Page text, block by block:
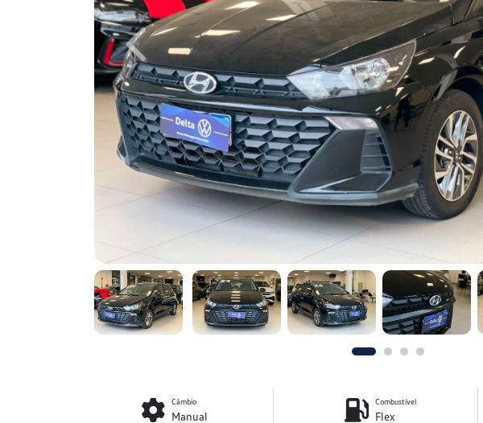
Previous
Câmbio
Manual
Combustível
Flex